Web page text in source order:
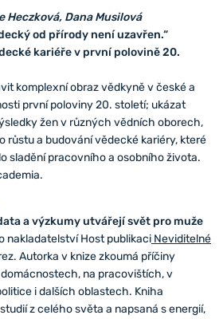
Heczková, Dana Musilová
od přírody není uzavřen.“
kariéře v první polovině 20.
komplexní obraz vědkyně v české a
první poloviny 20. století; ukázat
žen v různých vědních oborech,
růstu a budování vědecké kariéry, které
sladění pracovního a osobního života.
a výzkumy utvářejí svět pro muže
nakladatelství Host publikaci Neviditelné
Autorka v knize zkoumá příčiny
na pracovištích, v
i dalších oblastech. Kniha
z celého světa a napsaná s energií,